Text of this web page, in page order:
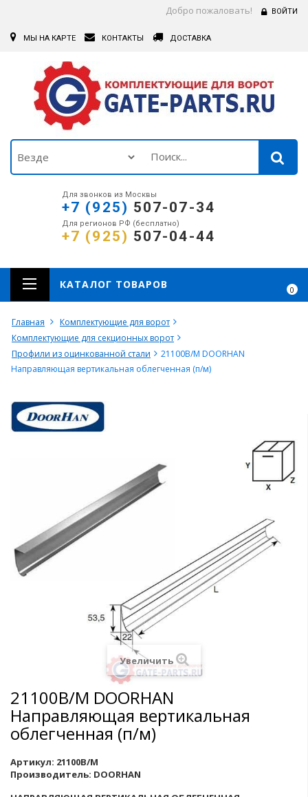
Добро пожаловать! ВОЙТИ
МЫ НА КАРТЕ КОНТАКТЫ ДОСТАВКА
Для звонков из Москвы
+7 (925) 507-07-34
Для регионов РФ (бесплатно)
+7 (925) 507-04-44
0
КАТАЛОГ ТОВАРОВ
Главная
Комплектующие для ворот
Комплектующие для секционных ворот
Профили из оцинкованной стали
21100B/M DOORHAN
Направляющая вертикальная облегченная (п/м)
Увеличить
21100B/M DOORHAN
Направляющая вертикальная
облегченная (п/м)
Артикул: 21100B/M
Производитель: DOORHAN